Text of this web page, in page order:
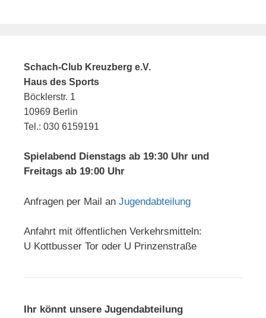
Schach-Club Kreuzberg e.V.
Haus des Sports
Böcklerstr. 1
10969 Berlin
Tel.: 030 6159191
Spielabend Dienstags ab 19:30 Uhr und
Freitags ab 19:00 Uhr
Anfragen per Mail an Jugendabteilung
Anfahrt mit öffentlichen Verkehrsmitteln:
U Kottbusser Tor oder U Prinzenstraße
Ihr könnt unsere Jugendabteilung